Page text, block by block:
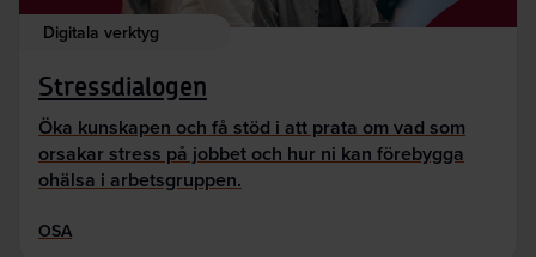
Digitala verktyg
Stressdialogen
Öka kunskapen och få stöd i att prata om vad som
orsakar stress på jobbet och hur ni kan förebygga
ohälsa i arbetsgruppen.
OSA